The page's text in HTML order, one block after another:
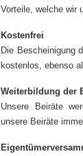
Vorteile, welche wir
Kostenfrei
Die Bescheinigung
kostenlos, ebenso
Weiterbildung der
Unsere Beiräte
unsere Beiräte